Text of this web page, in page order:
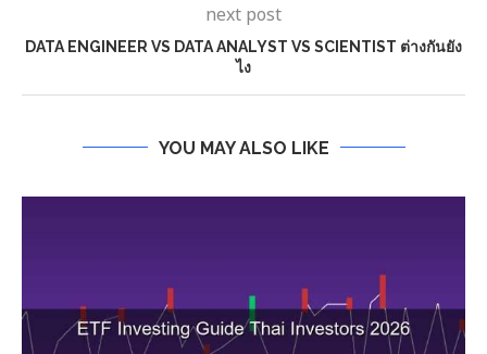
next post
DATA ENGINEER VS DATA ANALYST VS SCIENTIST ต่างกันยัง
ไง
YOU MAY ALSO LIKE